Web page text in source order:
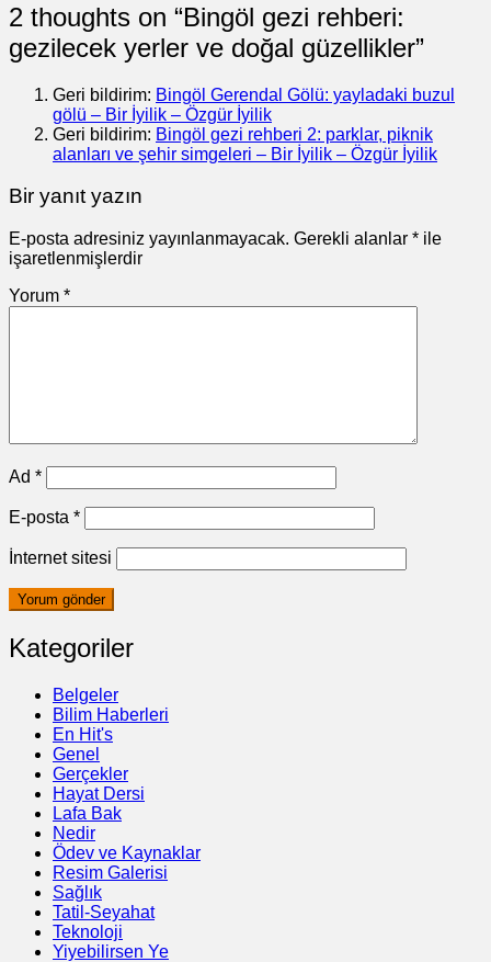
2 thoughts on “Bingöl gezi rehberi:
gezilecek yerler ve doğal güzellikler”
Geri bildirim: Bingöl Gerendal Gölü: yayladaki buzul
gölü – Bir İyilik – Özgür İyilik
Geri bildirim: Bingöl gezi rehberi 2: parklar, piknik
alanları ve şehir simgeleri – Bir İyilik – Özgür İyilik
Bir yanıt yazın
E-posta adresiniz yayınlanmayacak. Gerekli alanlar * ile
işaretlenmişlerdir
Yorum *
Ad *
E-posta *
İnternet sitesi
Kategoriler
Belgeler
Bilim Haberleri
En Hit's
Genel
Gerçekler
Hayat Dersi
Lafa Bak
Nedir
Ödev ve Kaynaklar
Resim Galerisi
Sağlık
Tatil-Seyahat
Teknoloji
Yiyebilirsen Ye